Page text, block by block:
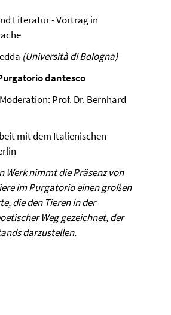
Literatur - Vortrag in
(Università di Bologna)
dantesco
Prof. Dr. Bernhard
mit dem Italienischen
Werk nimmt die Präsenz von
im Purgatorio einen großen
die den Tieren in der
Weg gezeichnet, der
darzustellen.